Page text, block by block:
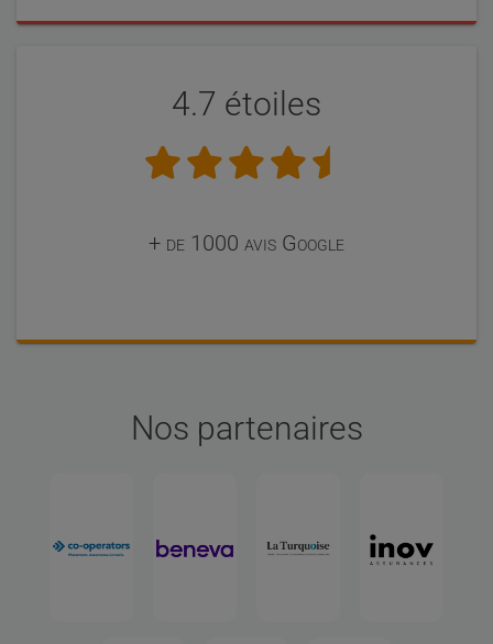
4.7 étoiles
+ de 1000 avis Google
Nos partenaires